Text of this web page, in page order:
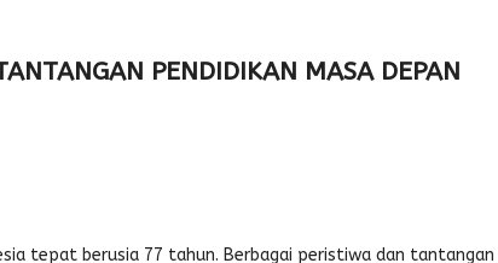
PENDIDIKAN MASA DEPAN
tepat berusia 77 tahun. Berbagai peristiwa dan